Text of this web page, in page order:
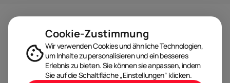
Cookie-Zustimmung
Wir verwenden Cookies und ähnliche Technologien,
um Inhalte zu personalisieren und ein besseres
Erlebnis zu bieten. Sie können sie anpassen, indem
Sie auf die Schaltfläche „Einstellungen“ klicken.